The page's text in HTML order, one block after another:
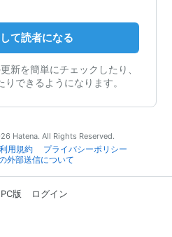
て読者になる
新を簡単にチェックしたり、
できるようになります。
Hatena. All Rights Reserved.
利用規約
プライバシーポリシー
外部送信について
PC版 ログイン